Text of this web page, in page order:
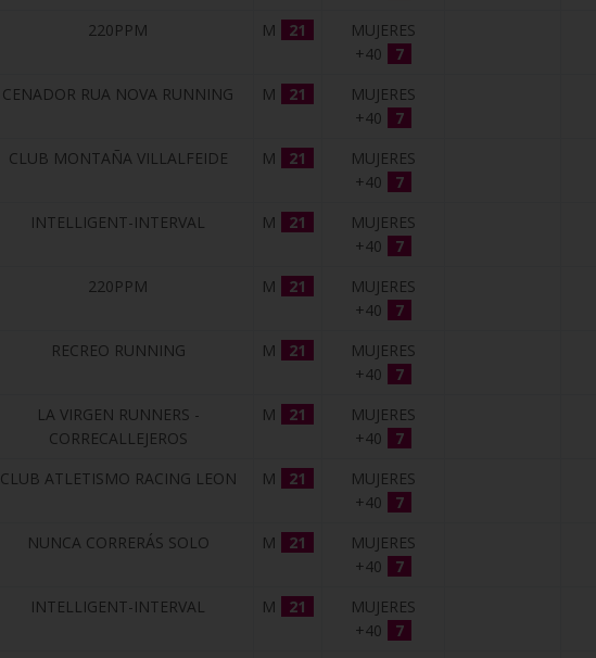
220PPM M 21
MUJERES
+40
7
CENADOR RUA NOVA RUNNING M 21
MUJERES
+40
7
CLUB MONTAÑA VILLALFEIDE M 21
MUJERES
+40
7
INTELLIGENT-INTERVAL M 21
MUJERES
+40
7
220PPM M 21
MUJERES
+40
7
RECREO RUNNING M 21
MUJERES
+40
7
LA VIRGEN RUNNERS -
CORRECALLEJEROS
M 21
MUJERES
+40
7
CLUB ATLETISMO RACING LEON M 21
MUJERES
+40
7
NUNCA CORRERÁS SOLO M 21
MUJERES
+40
7
INTELLIGENT-INTERVAL M 21
MUJERES
+40
7